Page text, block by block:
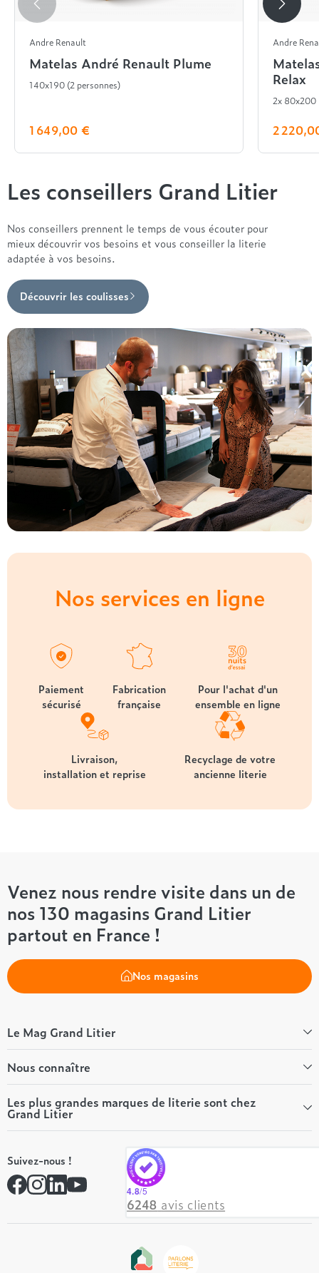
Andre Renault
Matelas André Renault Plume
140x190 (2 personnes)
1 649,00 €
Andre
Relax
2x 80x200
2
Les conseillers Grand Litier
Nos conseillers prennent le temps de vous écouter pour
mieux découvrir vos besoins et vous conseiller la literie
adaptée à vos besoins.
Découvrir les coulisses
Nos services en ligne
Paiement
sécurisé
Fabrication
française
Pour l'achat d'un
ensemble en ligne
Livraison,
installation et reprise
Recyclage de votre
ancienne literie
Venez nous rendre visite dans un de
nos 130 magasins Grand Litier
partout en France !
Nos magasins
Le Mag Grand Litier
Bien-être
Conseils literie
Tous les articles du Mag
Tous nos guides
Nous connaître
Qui sommes-nous ?
Nos valeurs
Nos engagements
Rejoindre notre réseau
Contactez-nous
Les plus grandes marques de literie sont chez
Grand Litier
André Renault
Simmons
Hôtel & Lodge
Suivez-nous !
4.8/5
6248 avis clients